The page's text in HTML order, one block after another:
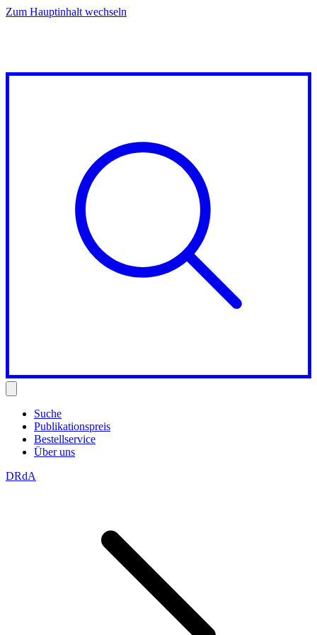
Zum Hauptinhalt wechseln
Suche
Publikationspreis
Bestellservice
Über uns
DRdA